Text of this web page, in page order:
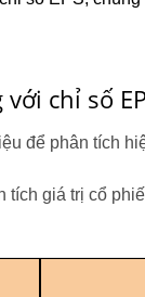
chỉ số
để phân tích
giá trị cổ